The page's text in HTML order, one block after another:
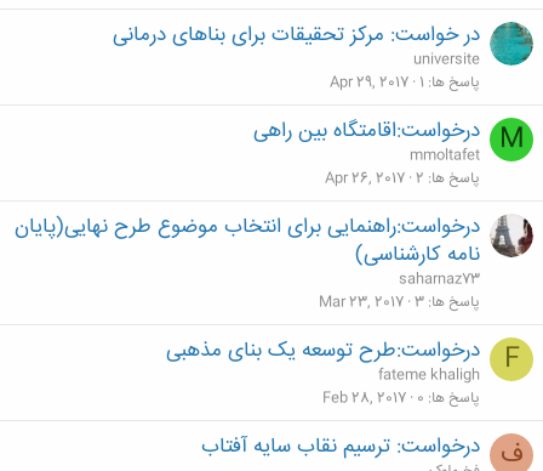
در خواست: مرکز تحقیقات برای بناهای درمانی
universite
پاسخ ها 1
Apr 29, 2017
M درخواست:اقامتگاه بین راهی
mmoltafet
پاسخ ها 2
Apr 26, 2017
درخواست:راهنمایی برای انتخاب موضوع طرح نهایی(پایان
نامه کارشناسی)
saharnaz73
پاسخ ها 3
Mar 23, 2017
F درخواست:طرح توسعه یک بنای مذهبی
fateme khaligh
پاسخ ها 0
Feb 28, 2017
ف درخواست: ترسیم نقاب سایه آفتاب